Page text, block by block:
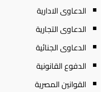
الدعاوى الادارية
الدعاوى التجارية
الدعاوى الجنائية
الدفوع القانونية
القوانين المصرية